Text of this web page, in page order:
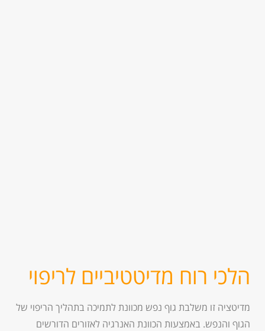
הלכי רוח מדיטטיביים לריפוי
מדיטציה זו משלבת גוף נפש מכוונת לתמיכה בתהליך הריפוי של
הגוף והנפש. באמצעות הכוונת האנרגיה לאזורים הדורשים